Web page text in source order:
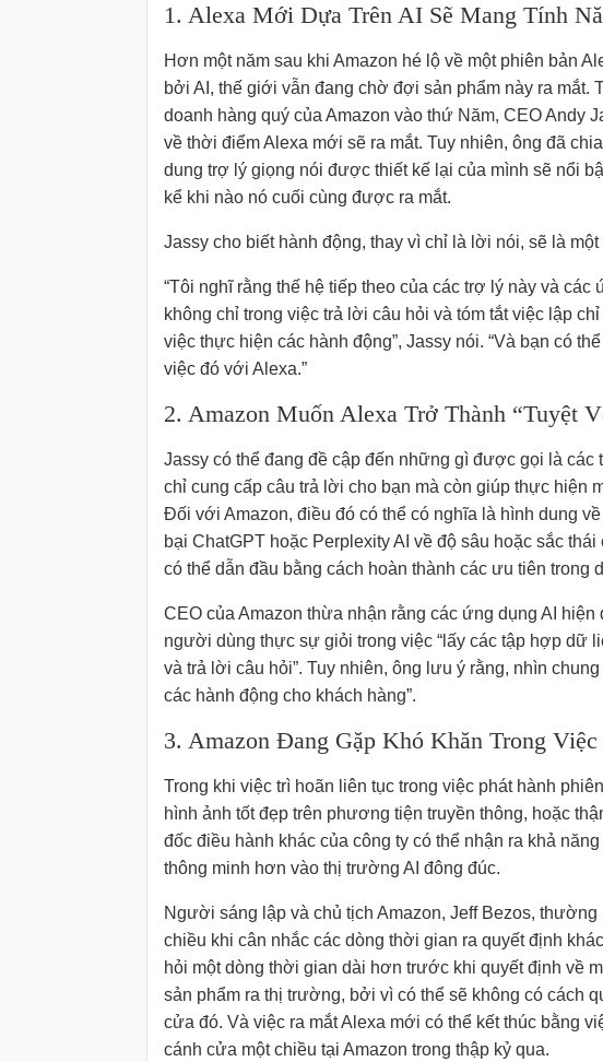
1. Alexa Mới Dựa Trên AI Sẽ Mang Tính
Hơn một năm sau khi Amazon hé lộ về một phiên bản
bởi AI, thế giới vẫn đang chờ đợi sản phẩm này ra mắt.
doanh hàng quý của Amazon vào thứ Năm, CEO Andy
về thời điểm Alexa mới sẽ ra mắt. Tuy nhiên, ông đã
dung trợ lý giọng nói được thiết kế lại của mình sẽ nổi
kể khi nào nó cuối cùng được ra mắt.
Jassy cho biết hành động, thay vì chỉ là lời nói, sẽ là
“Tôi nghĩ rằng thế hệ tiếp theo của các trợ lý này và
không chỉ trong việc trả lời câu hỏi và tóm tắt việc lập
việc thực hiện các hành động”, Jassy nói. “Và bạn có
việc đó với Alexa.”
2. Amazon Muốn Alexa Trở Thành “Tuyệt
Jassy có thể đang đề cập đến những gì được gọi là các
chỉ cung cấp câu trả lời cho bạn mà còn giúp thực hiện
Đối với Amazon, điều đó có thể có nghĩa là hình dung
bại ChatGPT hoặc Perplexity AI về độ sâu hoặc sắc
có thể dẫn đầu bằng cách hoàn thành các ưu tiên trong
CEO của Amazon thừa nhận rằng các ứng dụng AI
người dùng thực sự giỏi trong việc “lấy các tập hợp dữ
và trả lời câu hỏi”. Tuy nhiên, ông lưu ý rằng, nhìn
các hành động cho khách hàng”.
3. Amazon Đang Gặp Khó Khăn Trong
Trong khi việc trì hoãn liên tục trong việc phát hành
hình ảnh tốt đẹp trên phương tiện truyền thông, hoặc
đốc điều hành khác của công ty có thể nhận ra khả
thông minh hơn vào thị trường AI đông đúc.
Người sáng lập và chủ tịch Amazon, Jeff Bezos,
chiều khi cân nhắc các dòng thời gian ra quyết định
hỏi một dòng thời gian dài hơn trước khi quyết định về
sản phẩm ra thị trường, bởi vì có thể sẽ không có cách
cửa đó. Và việc ra mắt Alexa mới có thể kết thúc bằng
cánh cửa một chiều tại Amazon trong thập kỷ qua.